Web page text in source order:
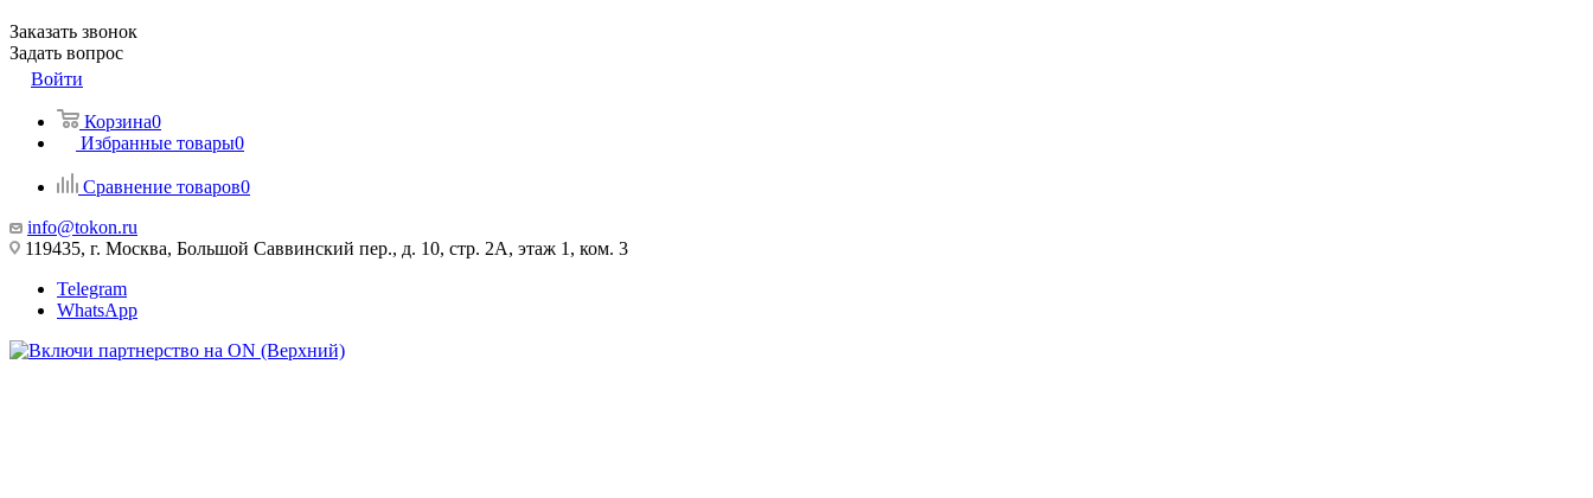
Заказать звонок
Задать вопрос
Войти
Корзина0
Избранные товары0
Сравнение товаров0
info@tokon.ru
119435, г. Москва, Большой Саввинский пер., д. 10, стр. 2А, этаж 1, ком. 3
Telegram
WhatsApp